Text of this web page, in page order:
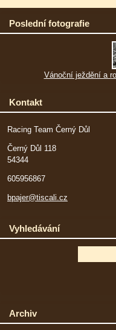
Poslední fotografie
Vánoční ježdění a
Kontakt
Racing Team Černý Důl
Černý Důl 118
54344
605956867
bpajer@tiscali.cz
Vyhledávání
Archiv